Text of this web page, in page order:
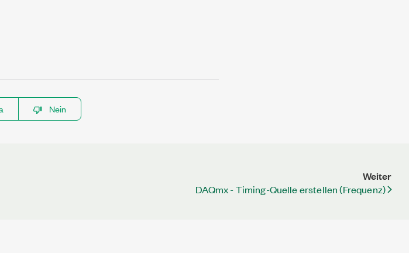
Nein
Weiter
DAQmx - Timing-Quelle erstellen (Frequenz)